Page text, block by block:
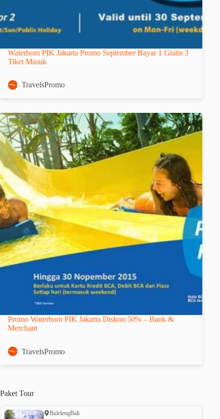
Waterbom PIK Jakarta Promo September Bayar 1 Gratis 3
Tiket Masuk
TravelsPromo
Promo Waterbom PIK Jakarta Diskon 50% – Bank &
Merchant
TravelsPromo
Paket Tour
BulelengBali